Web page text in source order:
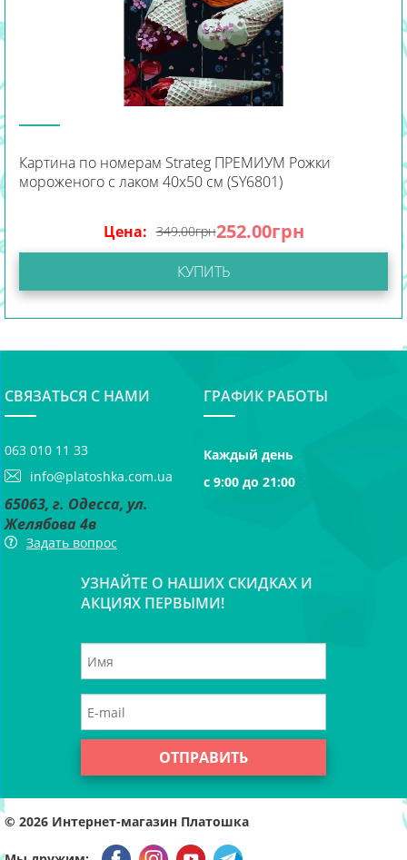
Картина по номерам Strateg ПРЕМИУМ Рожки
мороженого с лаком 40х50 см (SY6801)
Цена: 349.00грн252.00грн
КУПИТЬ
СВЯЗАТЬСЯ С НАМИ
063 010 11 33
info@platoshka.com.ua
65063, г. Одесса, ул.
Желябова 4в
Задать вопрос
ГРАФИК РАБОТЫ
Каждый день
с 9:00 до 21:00
УЗНАЙТЕ О НАШИХ СКИДКАХ И
АКЦИЯХ ПЕРВЫМИ!
ОТПРАВИТЬ
© 2026 Интернет-магазин Платошка